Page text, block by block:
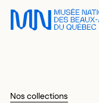
Sauter au menu
Sauter au contenu
Sauter au pied de
Nos collections